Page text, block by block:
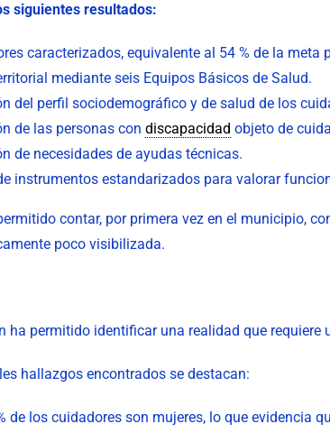
siguientes resultados:
caracterizados, equivalente al 54 % de la meta
mediante seis Equipos Básicos de Salud.
del perfil sociodemográfico y de salud de los
de las personas con discapacidad objeto de
de necesidades de ayudas técnicas.
instrumentos estandarizados para valorar
contar, por primera vez en el municipio,
poco visibilizada.
ha permitido identificar una realidad que
hallazgos encontrados se destacan:
de los cuidadores son mujeres, lo que evidencia